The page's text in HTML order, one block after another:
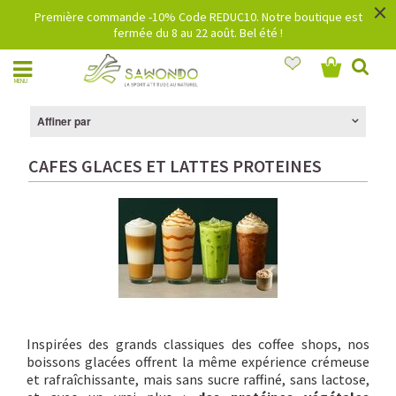
Première commande -10% Code REDUC10. Notre boutique est
fermée du 8 au 22 août. Bel été !
×
MENU
Affiner par
CAFES GLACES ET LATTES PROTEINES
Inspirées des grands classiques des coffee shops, nos
boissons glacées offrent la même expérience crémeuse
et rafraîchissante, mais sans sucre raffiné, sans lactose,